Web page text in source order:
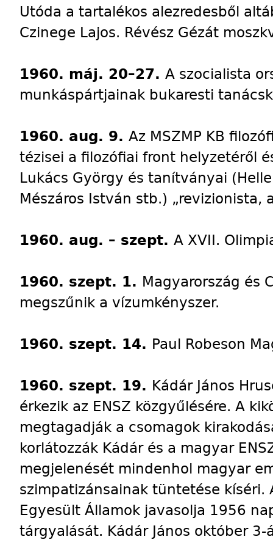
Utóda a tartalékos alezredesből
Czinege Lajos. Révész Gézát
1960. máj. 20–27. A szocialista
munkáspártjainak bukaresti
1960. aug. 9. Az MSZMP KB
tézisei a filozófiai front helyzetéről
Lukács György és tanítványai
Mészáros István stb.) „revizionista,
1960. aug. – szept. A XVII.
1960. szept. 1. Magyarország és
megszűnik a vízumkényszer.
1960. szept. 14. Paul Robeson
1960. szept. 19. Kádár János
érkezik az ENSZ közgyűlésére. A
megtagadják a csomagok
korlátozzák Kádár és a magyar
megjelenését mindenhol magyar
szimpatizánsainak tüntetése kíséri.
Egyesült Államok javasolja 1956
tárgyalását. Kádár János október